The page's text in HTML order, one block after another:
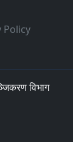
Policy
विभाग